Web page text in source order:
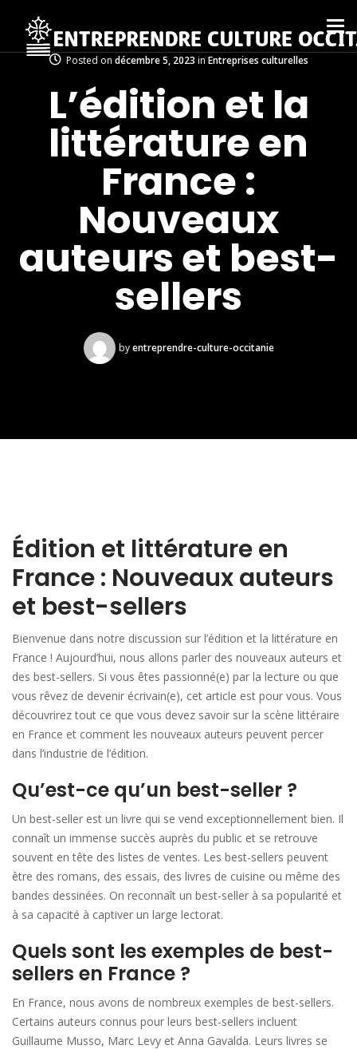
Posted on décembre 5, 2023 in Entreprises culturelles
L’édition et la
littérature en
France :
Nouveaux
auteurs et best-
sellers
by entreprendre-culture-occitanie
Édition et littérature en
France : Nouveaux auteurs
et best-sellers
Bienvenue dans notre discussion sur l’édition et la littérature en
France ! Aujourd’hui, nous allons parler des nouveaux auteurs et
des best-sellers. Si vous êtes passionné(e) par la lecture ou que
vous rêvez de devenir écrivain(e), cet article est pour vous. Vous
découvrirez tout ce que vous devez savoir sur la scène littéraire
en France et comment les nouveaux auteurs peuvent percer
dans l’industrie de l’édition.
Qu’est-ce qu’un best-seller ?
Un best-seller est un livre qui se vend exceptionnellement bien. Il
connaît un immense succès auprès du public et se retrouve
souvent en tête des listes de ventes. Les best-sellers peuvent
être des romans, des essais, des livres de cuisine ou même des
bandes dessinées. On reconnaît un best-seller à sa popularité et
à sa capacité à captiver un large lectorat.
Quels sont les exemples de best-
sellers en France ?
En France, nous avons de nombreux exemples de best-sellers.
Certains auteurs connus pour leurs best-sellers incluent
Guillaume Musso, Marc Levy et Anna Gavalda. Leurs livres se